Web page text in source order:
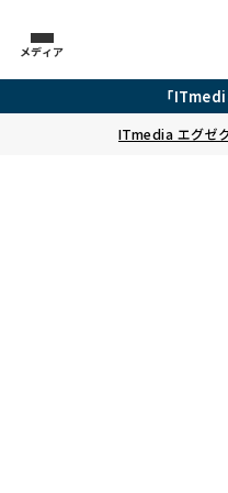
メディア
「
ITmedia エグゼ